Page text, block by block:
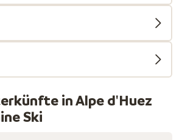
in Alpe d'Huez
Ski